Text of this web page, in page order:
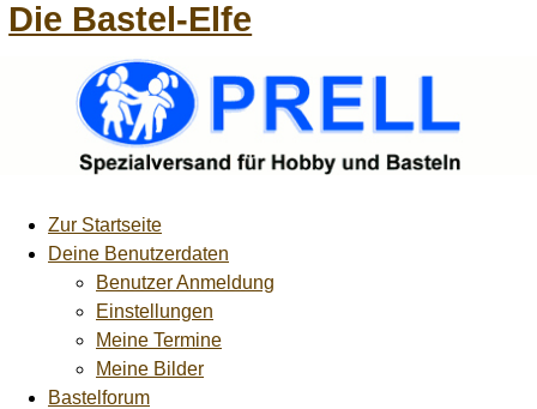
Die Bastel-Elfe
Zur Startseite
Deine Benutzerdaten
Benutzer Anmeldung
Einstellungen
Meine Termine
Meine Bilder
Bastelforum